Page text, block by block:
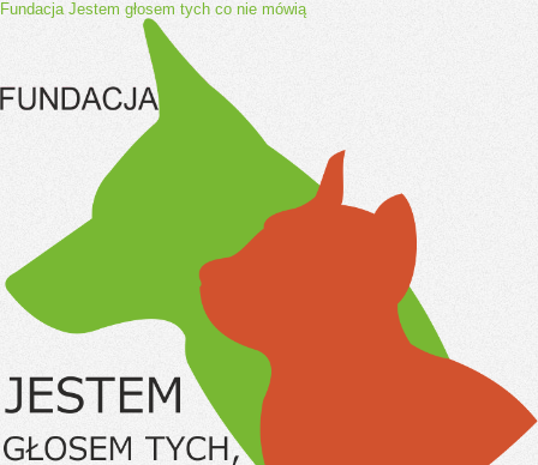
Fundacja Jestem głosem tych co nie mówią